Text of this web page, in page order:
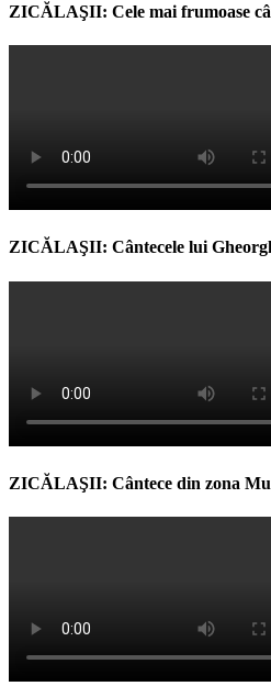
ZICĂLAŞII: Cele mai frumoase
ZICĂLAŞII: Cântecele lui
ZICĂLAŞII: Cântece din zona